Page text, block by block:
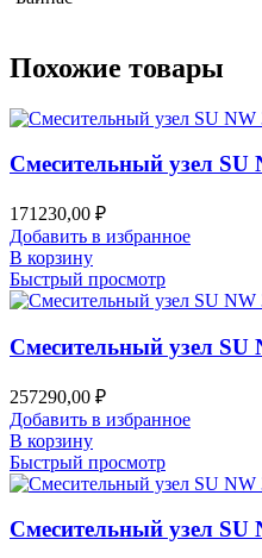
Похожие товары
Смесительный узел SU
171230,00 ₽
Добавить в избранное
В корзину
Быстрый просмотр
Смесительный узел SU
257290,00 ₽
Добавить в избранное
В корзину
Быстрый просмотр
Смесительный узел SU